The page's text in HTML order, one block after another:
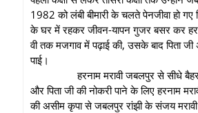
1982 को लंबी बीमारी के चलते पेनजीवा हो गए
के घर में रहकर जीवन-यापन गुजर बसर कर
वी तक मजगाव में पढ़ाई की, उसके बाद पिता जी
पाई।
हरनाम मरावी जबलपुर से सीधे
और पिता जी की नोकरी पाने के लिए हरनाम
की असीम कृपा से जबलपुर रांझी के संजय